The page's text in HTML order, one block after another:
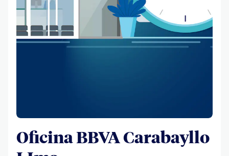
Oficina BBVA Carabayllo